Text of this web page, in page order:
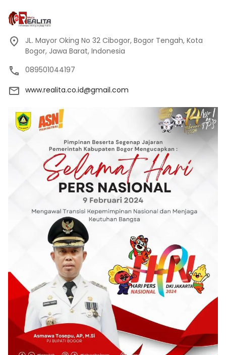
JL. Mayor Oking No 32 Cibogor, Bogor Tengah, Kota
Bogor, Jawa Barat, Indonesia
089501044197
www.realita.co.id@gmail.com